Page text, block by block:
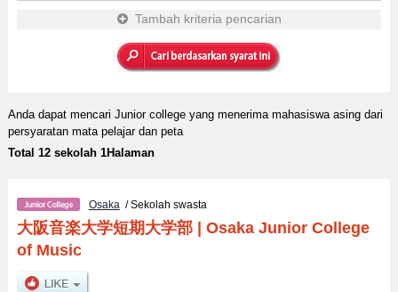
Tambah kriteria pencarian
Anda dapat mencari Junior college yang menerima mahasiswa asing dari
persyaratan mata pelajar dan peta
Total 12 sekolah 1Halaman
Osaka/ Sekolah swasta
大阪音楽大学短期大学部| Osaka Junior College
of Music